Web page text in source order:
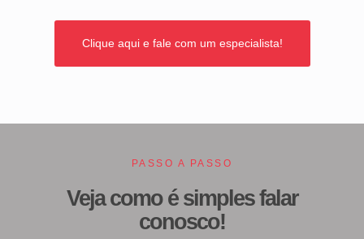
Clique aqui e fale com um especialista!
PASSO A PASSO
Veja como é simples falar
conosco!